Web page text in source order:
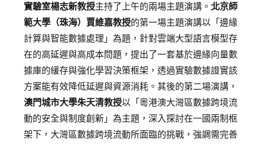
實驗室楊志新教授主持了上午的兩場主題演講。 北京師
範大學（珠海）賈維嘉教授的第一場主題演講以「邊緣
計算與智能數據處理」為題，針對雲端大型語言模型存
在的高延遲與高成本問題，提出了一套基於邊緣向量數
據庫的緩存與強化學習決策框架，透過實驗數據證實該
方案能有效降低延遲與資源消耗。 其後的第二場演講，
澳門城市大學朱天清教授以 「粵港澳大灣區數據跨境流
動的安全與制度創新」 為主題 ，深入探討在一國兩制框
架下，大灣區數據跨境流動所面臨的挑戰，強調需完善